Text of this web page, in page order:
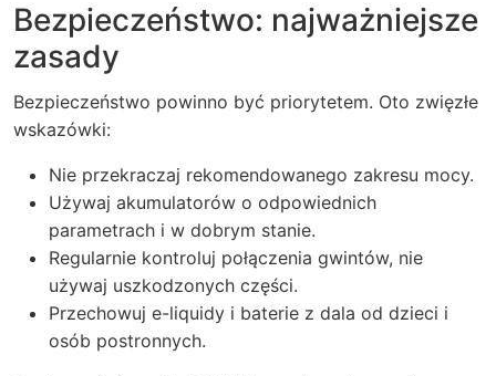
Bezpieczeństwo: najważniejsze
zasady
Bezpieczeństwo powinno być priorytetem. Oto zwięzłe
wskazówki:
Nie przekraczaj rekomendowanego zakresu mocy.
Używaj akumulatorów o odpowiednich
parametrach i w dobrym stanie.
Regularnie kontroluj połączenia gwintów, nie
używaj uszkodzonych części.
Przechowuj e-liquidy i baterie z dala od dzieci i
osób postronnych.